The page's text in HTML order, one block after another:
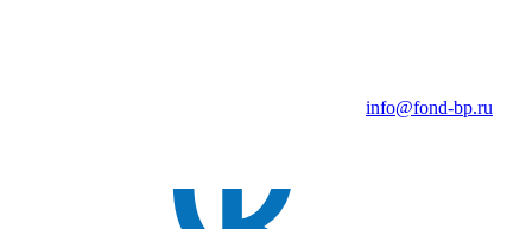
info@fond-bp.ru